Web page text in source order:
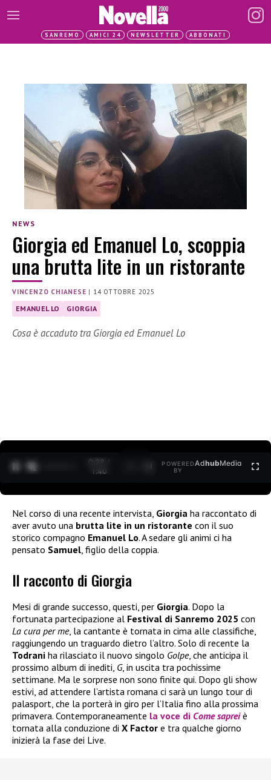
SANREMO AMICI 24 NEWSLETTER ABBONATI
NEWS
Giorgia ed Emanuel Lo, scoppia
una brutta lite in un ristorante
VINCENZO CHIANESE | 14 OTTOBRE 2025
EMANUEL LO GIORGIA
Cosa è accaduto tra Giorgia ed Emanuel Lo
0:30 /
1:40
POWERED
BY
AdhubMedia
Nel corso di una recente intervista, Giorgia ha raccontato di
aver avuto una brutta lite in un ristorante con il suo
storico compagno Emanuel Lo. A sedare gli animi ci ha
pensato Samuel , figlio della coppia.
Il racconto di Giorgia
Mesi di grande successo, questi, per Giorgia. Dopo la
fortunata partecipazione al Festival di Sanremo 2025 con
La cura per me, la cantante è tornata in cima alle classifiche,
raggiungendo un traguardo dietro l’altro. Solo di recente la
Todrani ha rilasciato il nuovo singolo Golpe, che anticipa il
prossimo album di inediti, G, in uscita tra pochissime
settimane. Ma le sorprese non sono finite qui. Dopo gli show
estivi, ad attendere l’artista romana ci sarà un lungo tour di
palasport, che la porterà in giro per l’Italia fino alla prossima
primavera. Contemporaneamente la voce di Come sapreiè
tornata alla conduzione di X Factor e tra qualche giorno
inizierà la fase dei Live.